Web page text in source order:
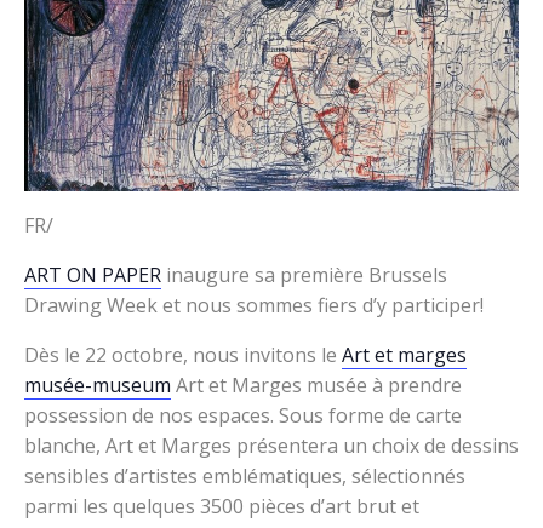
FR/
ART ON PAPER inaugure sa première Brussels
Drawing Week et nous sommes fiers d’y participer!
Dès le 22 octobre, nous invitons le Art et marges
musée-museum Art et Marges musée à prendre
possession de nos espaces. Sous forme de carte
blanche, Art et Marges présentera un choix de dessins
sensibles d’artistes emblématiques, sélectionnés
parmi les quelques 3500 pièces d’art brut et